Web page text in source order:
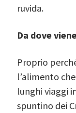
ruvida.
Da dove
Proprio
l’alimento
lunghi viaggi
spuntino dei